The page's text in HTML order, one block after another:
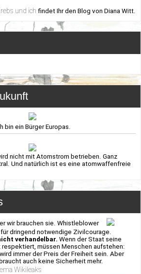
und ich findet Ihr den Blog von Diana Witt.
bin ein Bürger Europas.
nicht mit Atomstrom betrieben. Ganz
Und natürlich ist es eine atomwaffenfreie
wir brauchen sie. Whistleblower
dringend notwendige Zivilcourage.
verhandelbar. Wenn der Staat seine
müssen Menschen aufstehen:
immer der Preis der Freiheit sein. Aber
auch keine Sicherheit mehr.
Wikileaks